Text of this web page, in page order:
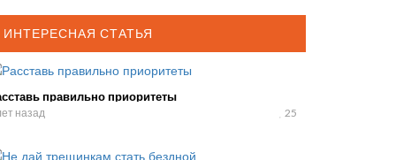
ИНТЕРЕСНАЯ СТАТЬЯ
правильно приоритеты
назад 25